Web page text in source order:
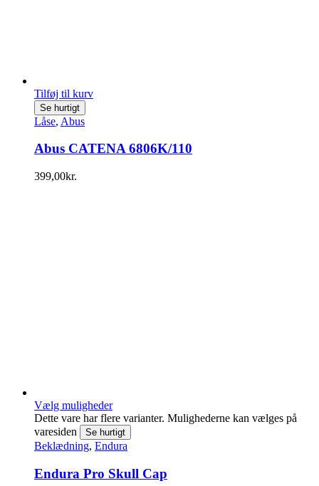
Tilføj til kurv
Se hurtigt
Låse, Abus
Abus CATENA 6806K/110
399,00kr.
Vælg muligheder
Dette vare har flere varianter. Mulighederne kan vælges på
varesiden
Se hurtigt
Beklædning, Endura
Endura Pro Skull Cap